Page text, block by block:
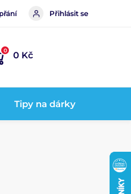
Přihlásit se
0 0 Kč
Tipy na dárky